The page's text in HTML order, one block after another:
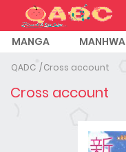
MANGA MANHWA
QADC Cross account
Cross account